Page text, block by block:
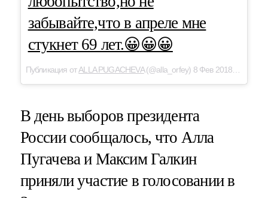
забывайте,что в апреле мне
стукнет 69 лет.😀😀😀
Публикация отALLA PUGACHEVA(@alla_orfey) 8 Фев 2018 в 10:55 PST
В день выборов президента
России сообщалось, что Алла
Пугачева и Максим Галкин
приняли участие в голосовании в